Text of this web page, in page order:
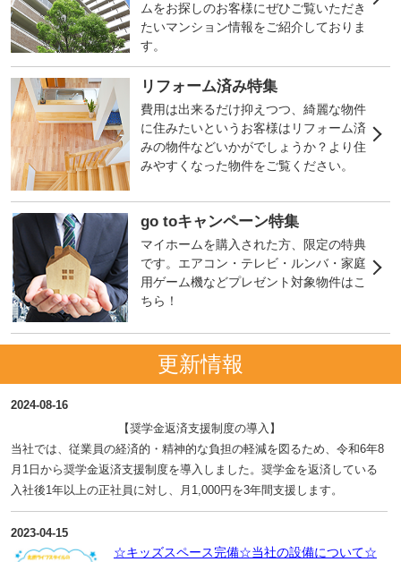
ムをお探しのお客様にぜひご覧いただき
たいマンション情報をご紹介しておりま
す。
リフォーム済み特集
費用は出来るだけ抑えつつ、綺麗な物件
に住みたいというお客様はリフォーム済
みの物件などいかがでしょうか？より住
みやすくなった物件をご覧ください。
go toキャンペーン特集
マイホームを購入された方、限定の特典
です。エアコン・テレビ・ルンバ・家庭
用ゲーム機などプレゼント対象物件はこ
ちら！
更新情報
2024-08-16
【奨学金返済支援制度の導入】
当社では、従業員の経済的・精神的な負担の軽減を図るため、令和6年8
月1日から奨学金返済支援制度を導入しました。奨学金を返済している
入社後1年以上の正社員に対し、月1,000円を3年間支援します。
2023-04-15
☆キッズスペース完備☆当社の設備について☆